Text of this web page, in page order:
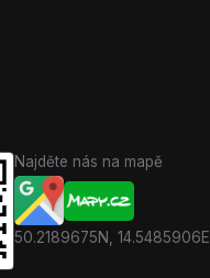
Najděte nás na mapě
50.2189675N, 14.5485906E